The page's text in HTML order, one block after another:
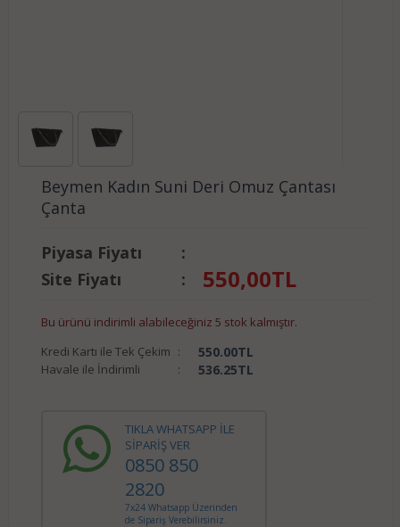
Beymen Kadın Suni Deri Omuz Çantası
Çanta
Piyasa Fiyatı
:
Site Fiyatı
: 550,00TL
Bu ürünü indirimli alabileceğiniz 5 stok kalmıştır.
Kredi Kartı ile Tek Çekim : 550.00TL
Havale ile İndirimli : 536.25TL
TIKLA WHATSAPP İLE
SİPARİŞ VER
0850 850
2820
7x24 Whatsapp Üzerinden
de Sipariş Verebilirsiniz.